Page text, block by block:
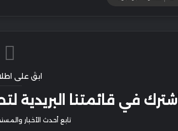
ابقَ على
اشترك في قائمتنا البريدية
تابع أحدث الأخبار